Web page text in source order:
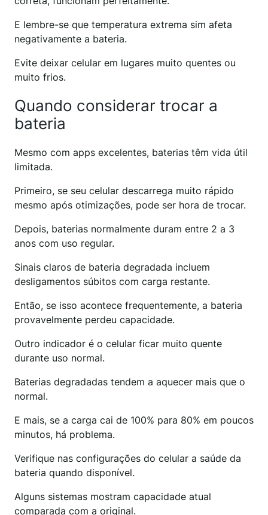
E lembre-se que temperatura extrema sim afeta
negativamente a bateria.
Evite deixar celular em lugares muito quentes ou
muito frios.
Quando considerar trocar a
bateria
Mesmo com apps excelentes, baterias têm vida útil
limitada.
Primeiro, se seu celular descarrega muito rápido
mesmo após otimizações, pode ser hora de trocar.
Depois, baterias normalmente duram entre 2 a 3
anos com uso regular.
Sinais claros de bateria degradada incluem
desligamentos súbitos com carga restante.
Então, se isso acontece frequentemente, a bateria
provavelmente perdeu capacidade.
Outro indicador é o celular ficar muito quente
durante uso normal.
Baterias degradadas tendem a aquecer mais que o
normal.
E mais, se a carga cai de 100% para 80% em poucos
minutos, há problema.
Verifique nas configurações do celular a saúde da
bateria quando disponível.
Alguns sistemas mostram capacidade atual
comparada com a original.